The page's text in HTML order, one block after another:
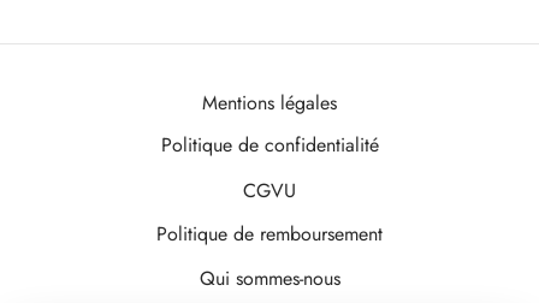
Mentions légales
Politique de confidentialité
CGVU
Politique de remboursement
Qui sommes-nous